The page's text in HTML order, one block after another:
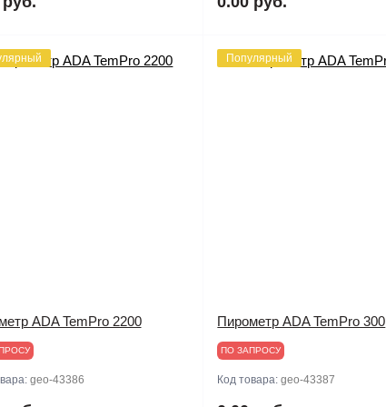
ADA TemPro 2200
geo-43386
Популярный
Пирометр ADA TemPro 300
ПО ЗАПРОСУ
Код товара:geo-43387